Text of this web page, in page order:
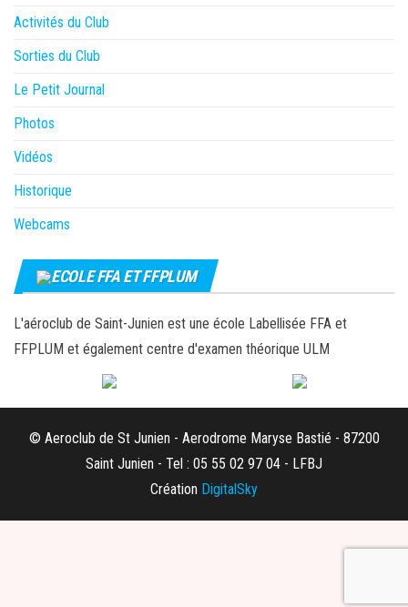
Activités du Club
Sorties du Club
Le Petit Journal
Photos
Vidéos
Historique
Webcams
ECOLE FFA ET FFPLUM
L'aéroclub de Saint-Junien est une école Labellisée FFA et
FFPLUM et également centre d'examen théorique ULM
© Aeroclub de St Junien - Aerodrome Maryse Bastié - 87200
Saint Junien - Tel : 05 55 02 97 04 - LFBJ
Création DigitalSky